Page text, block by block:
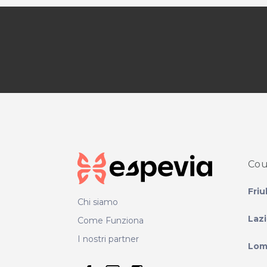
Chi siamo
Come Funziona
I nostri partner